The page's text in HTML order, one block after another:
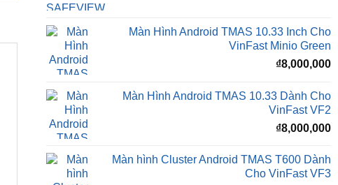
₫16,500,000.
Màn Hình Android TMAS 10.33 Inch Cho
VinFast Minio Green
₫8,000,000
Màn Hình Android TMAS 10.33 Dành Cho
VinFast VF2
₫8,000,000
Màn hình Cluster Android TMAS T600 Dành
Cho VinFast VF3